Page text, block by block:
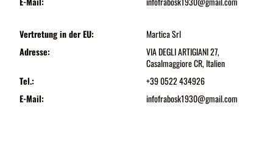
Vertretung in der EU:
Martica Srl
Adresse:
VIA DEGLI ARTIGIANI 27,
Casalmaggiore CR, Italien
Tel.:
+39 0522 434926
E-Mail:
infofrabosk1930@gmail.com